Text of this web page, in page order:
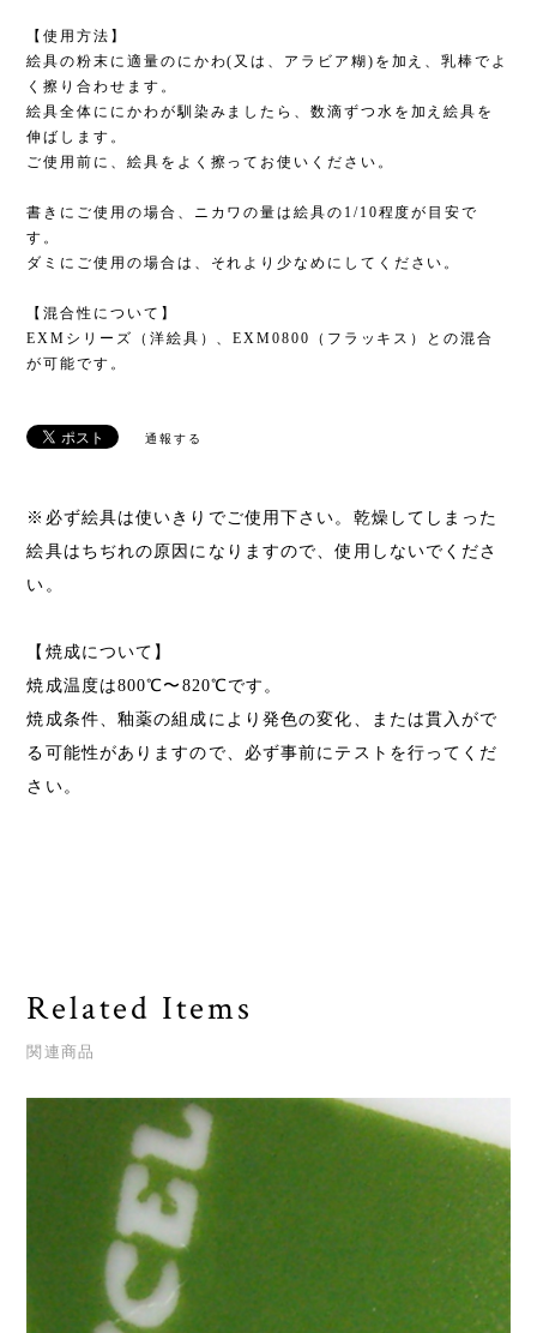
【使用方法】
絵具の粉末に適量のにかわ(又は、アラビア糊)を加え、乳棒でよ
く擦り合わせます。
絵具全体ににかわが馴染みましたら、数滴ずつ水を加え絵具を
伸ばします。
ご使用前に、絵具をよく擦ってお使いください。
書きにご使用の場合、ニカワの量は絵具の1/10程度が目安で
す。
ダミにご使用の場合は、それより少なめにしてください。
【混合性について】
EXMシリーズ（洋絵具）、EXM0800（フラッキス）との混合
が可能です。
通報する
※必ず絵具は使いきりでご使用下さい。乾燥してしまった
絵具はちぢれの原因になりますので、使用しないでくださ
い。
【焼成について】
焼成温度は800℃〜820℃です。
焼成条件、釉薬の組成により発色の変化、または貫入がで
る可能性がありますので、必ず事前にテストを行ってくだ
さい。
Related Items
関連商品